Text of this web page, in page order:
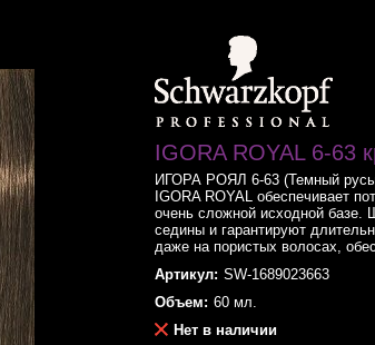
Наборы
Несмываемые уходы
Оттеночные уходы
Парфюм
Паста
Пена
Пилинг
Эмульсии
IGORA ROYAL 6-63
ИГОРА РОЯЛ 6-63 (Темный
IGORA ROYAL обеспечивает
очень сложной исходной базе.
седины и гарантируют
даже на пористых волосах,
Артикул: SW-1689023663
Объем: 60 мл.
Нет в наличии